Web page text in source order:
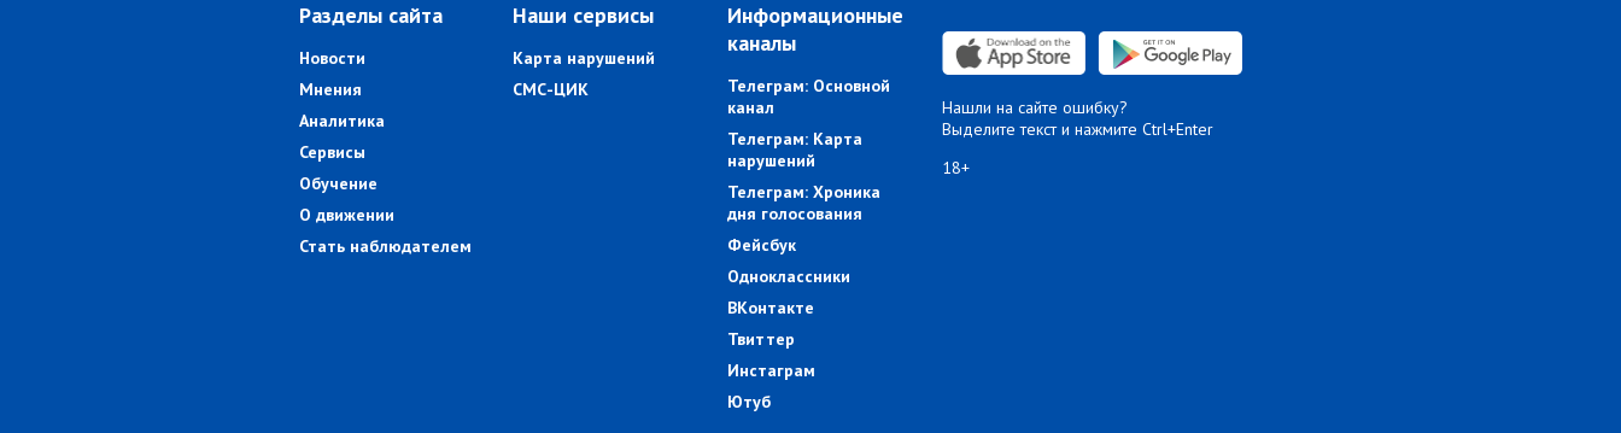
Разделы сайта
Новости
Мнения
Аналитика
Сервисы
Обучение
О движении
Стать наблюдателем
Наши сервисы
Карта нарушений
СМС-ЦИК
Информационные
каналы
Телеграм: Основной
канал
Телеграм: Карта
нарушений
Телеграм: Хроника
дня голосования
Фейсбук
Одноклассники
ВКонтакте
Твиттер
Инстаграм
Ютуб
Нашли на сайте ошибку?
Выделите текст и нажмите Ctrl+Enter
18+